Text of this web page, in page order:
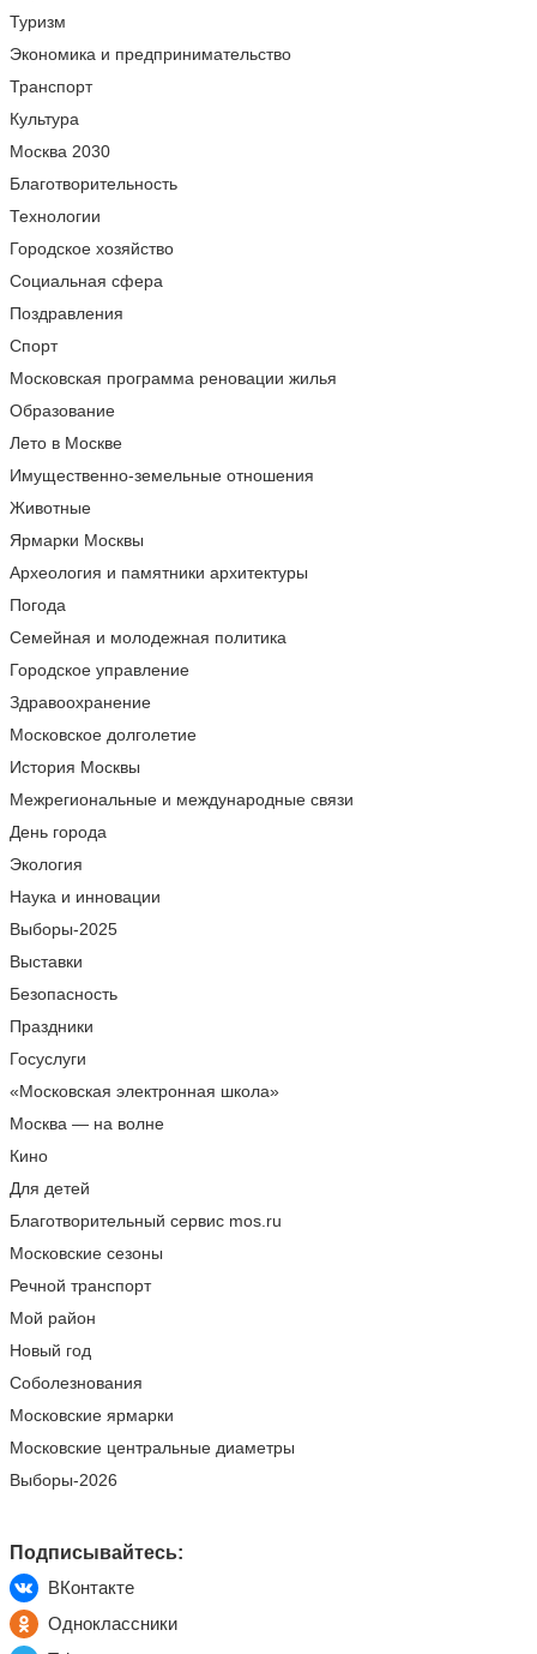
Туризм
Экономика и предпринимательство
Транспорт
Культура
Москва 2030
Благотворительность
Технологии
Городское хозяйство
Социальная сфера
Поздравления
Спорт
Московская программа реновации жилья
Образование
Лето в Москве
Имущественно-земельные отношения
Животные
Ярмарки Москвы
Археология и памятники архитектуры
Погода
Семейная и молодежная политика
Городское управление
Здравоохранение
Московское долголетие
История Москвы
Межрегиональные и международные связи
День города
Экология
Наука и инновации
Выборы-2025
Выставки
Безопасность
Праздники
Госуслуги
«Московская электронная школа»
Москва — на волне
Кино
Для детей
Благотворительный сервис mos.ru
Московские сезоны
Речной транспорт
Мой район
Новый год
Соболезнования
Московские ярмарки
Московские центральные диаметры
Выборы-2026
Подписывайтесь:
ВКонтакте
Одноклассники